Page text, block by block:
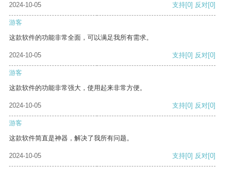
2024-10-05
支持[0] 反对[0]
游客
这款软件的功能非常全面，可以满足我所有需求。
2024-10-05 支持[0] 反对[0]
游客
这款软件的功能非常强大，使用起来非常方便。
2024-10-05 支持[0] 反对[0]
游客
这款软件简直是神器，解决了我所有问题。
2024-10-05 支持[0] 反对[0]